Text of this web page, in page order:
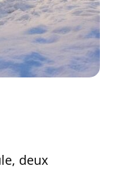
deux